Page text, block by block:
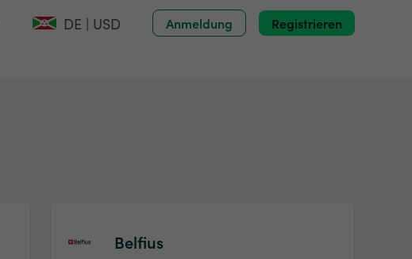
DE | USD Anmeldung Registrieren
Belfius